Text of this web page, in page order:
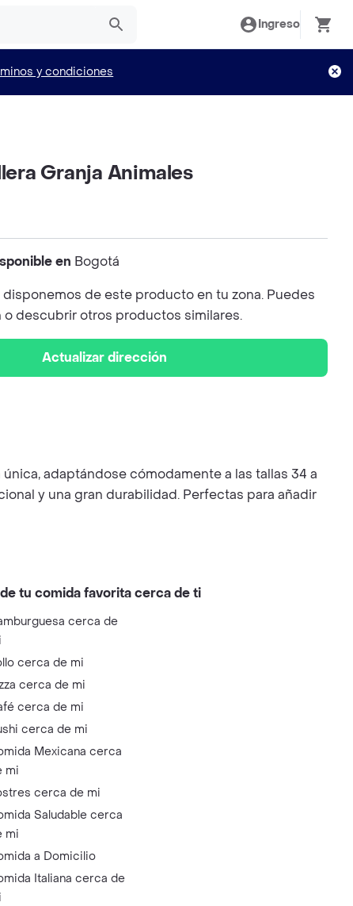
Ingreso
y condiciones
Granja Animales
en Bogotá
de este producto en tu zona. Puedes
o descubrir otros productos similares.
Actualizar dirección
adaptándose cómodamente a las tallas 34 a
y una gran durabilidad. Perfectas para añadir
tu comida favorita cerca de ti
cerca de
cerca de mi
cerca de mi
cerca de mi
cerca de mi
Mexicana cerca
mi
cerca de mi
Saludable cerca
mi
a Domicilio
Italiana cerca de